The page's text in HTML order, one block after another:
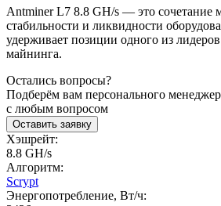
Antminer L7 8.8 GH/s — это сочетание
стабильности и ликвидности
удерживает позиции одного из
майнинга.
Остались вопросы?
Подберём вам персонального
с любым вопросом
Оставить заявку
Хэшрейт:
8.8 GH/s
Алгоритм:
Scrypt
Энергопотребление, Вт/ч: